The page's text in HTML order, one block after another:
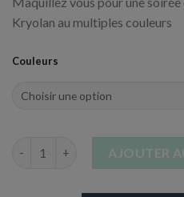
Kryolan au multiples couleurs
Couleurs
AJOUTER